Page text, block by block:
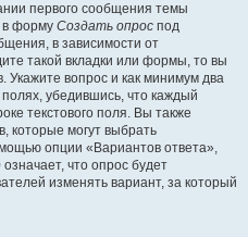
первого сообщения темы
в форму Создать опрос под
в зависимости от
такой вкладки или формы, то вы
Укажите вопрос и как минимум два
убедившись, что каждый
текстового поля. Вы также
которые могут выбрать
опции «Вариантов ответа»,
что опрос будет
изменять вариант, за который